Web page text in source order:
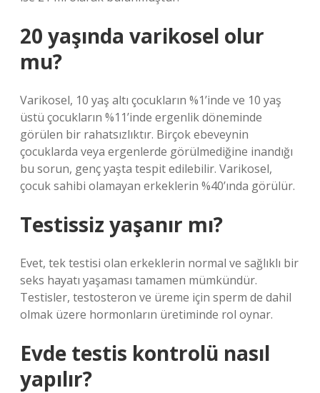
20 yaşında varikosel olur
mu?
Varikosel, 10 yaş altı çocukların %1’inde ve 10 yaş
üstü çocukların %11’inde ergenlik döneminde
görülen bir rahatsızlıktır. Birçok ebeveynin
çocuklarda veya ergenlerde görülmediğine inandığı
bu sorun, genç yaşta tespit edilebilir. Varikosel,
çocuk sahibi olamayan erkeklerin %40’ında görülür.
Testissiz yaşanır mı?
Evet, tek testisi olan erkeklerin normal ve sağlıklı bir
seks hayatı yaşaması tamamen mümkündür.
Testisler, testosteron ve üreme için sperm de dahil
olmak üzere hormonların üretiminde rol oynar.
Evde testis kontrolü nasıl
yapılır?